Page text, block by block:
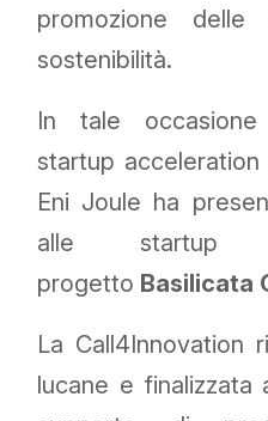
promozione
sostenibilità.
In tale occasione
startup
Eni Joule ha
alle startup
progetto Basilicata
La Call4Innovation
lucane e finalizzata